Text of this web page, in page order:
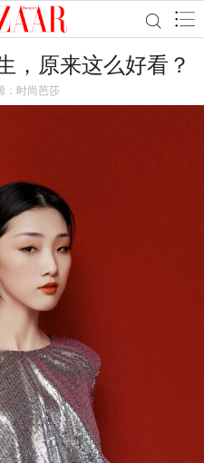
，原来这么好看？
：时尚芭莎